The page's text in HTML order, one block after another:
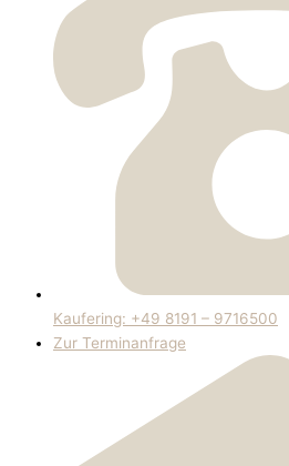
Kaufering: +49 8191 – 9716500
Zur Terminanfrage